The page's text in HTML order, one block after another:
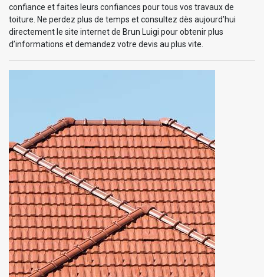
confiance et faites leurs confiances pour tous vos travaux de
toiture. Ne perdez plus de temps et consultez dès aujourd’hui
directement le site internet de Brun Luigi pour obtenir plus
d’informations et demandez votre devis au plus vite.